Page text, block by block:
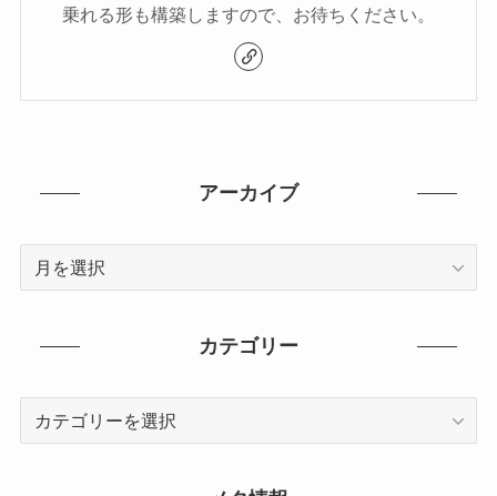
乗れる形も構築しますので、お待ちください。
アーカイブ
カテゴリー